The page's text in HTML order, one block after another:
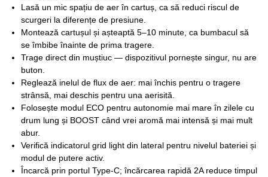
Lasă un mic spațiu de aer în cartuș, ca să reduci riscul de
scurgeri la diferențe de presiune.
Montează cartușul și așteaptă 5–10 minute, ca bumbacul să
se îmbibe înainte de prima tragere.
Trage direct din muștiuc — dispozitivul pornește singur, nu are
buton.
Reglează inelul de flux de aer: mai închis pentru o tragere
strânsă, mai deschis pentru una aerisită.
Folosește modul ECO pentru autonomie mai mare în zilele cu
drum lung și BOOST când vrei aromă mai intensă și mai mult
abur.
Verifică indicatorul grid light din lateral pentru nivelul bateriei și
modul de putere activ.
Încarcă prin portul Type-C; încărcarea rapidă 2A reduce timpul